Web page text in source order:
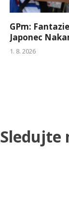
GPm:
Japonec
1. 8. 2026
Sledujte